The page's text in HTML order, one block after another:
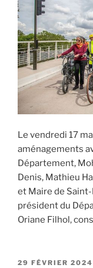
Le vendredi 17
aménagements
Département,
Denis, Mathieu
et Maire de
président du
Oriane Filhol,
PUBLIÉ
29 FÉVRIER 2024